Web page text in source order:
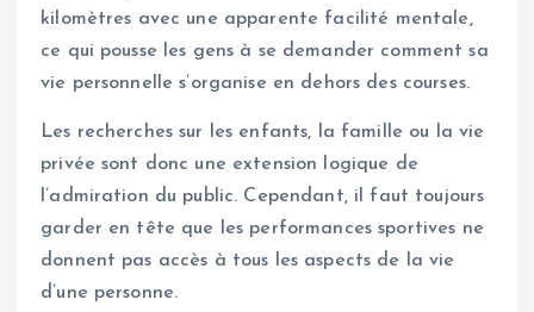
kilomètres avec une apparente facilité mentale,
ce qui pousse les gens à se demander comment sa
vie personnelle s’organise en dehors des courses.
Les recherches sur les enfants, la famille ou la vie
privée sont donc une extension logique de
l’admiration du public. Cependant, il faut toujours
garder en tête que les performances sportives ne
donnent pas accès à tous les aspects de la vie
d’une personne.